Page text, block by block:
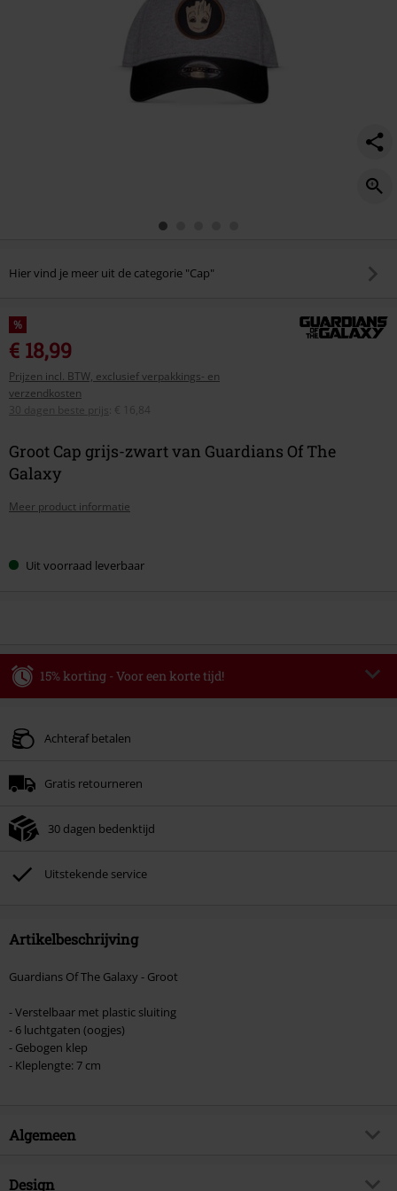
Hier vind je meer uit de categorie "Cap"
%
€ 18,99
Prijzen incl. BTW, exclusief verpakkings- en
verzendkosten
30 dagen beste prijs
€ 16,84
Groot Cap grijs-zwart van Guardians Of The
Galaxy
Meer product informatie
je Uit voorraad leverbaar
15% korting - Voor een korte tijd!
Alleen geldig op 06-08-2026 van 16:00 t/m 23:59 uur.
Zodra je de code hebt ingevoerd, wordt de korting automatisch verrekend in
Kan niet gecombineerd worden met andere kortingscodes. Boeken, media,
Toten Hosen, Metality, cadeaubonnen en artikelen met een inbegrepen
donatie zijn uitgesloten van de korting.
Achteraf betalen
Gratis retourneren
30 dagen bedenktijd
Uitstekende service
Artikelbeschrijving
Guardians Of The Galaxy - Groot
- Verstelbaar met plastic sluiting
- 6 luchtgaten (oogjes)
- Gebogen klep
- Kleplengte: 7 cm
Algemeen
Artikelnr.
Design